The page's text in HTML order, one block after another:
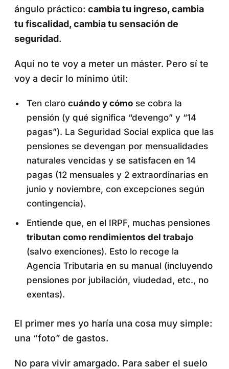
ángulo práctico: cambia tu ingreso, cambia
tu fiscalidad, cambia tu sensación de
seguridad.
Aquí no te voy a meter un máster. Pero sí te
voy a decir lo mínimo útil:
Ten claro cuándo y cómo se cobra la
pensión (y qué significa “devengo” y “14
pagas”). La Seguridad Social explica que las
pensiones se devengan por mensualidades
naturales vencidas y se satisfacen en 14
pagas (12 mensuales y 2 extraordinarias en
junio y noviembre, con excepciones según
contingencia).
Entiende que, en el IRPF, muchas pensiones
tributan como rendimientos del trabajo
(salvo exenciones). Esto lo recoge la
Agencia Tributaria en su manual (incluyendo
pensiones por jubilación, viudedad, etc., no
exentas).
El primer mes yo haría una cosa muy simple:
una “foto” de gastos.
No para vivir amargado. Para saber el suelo